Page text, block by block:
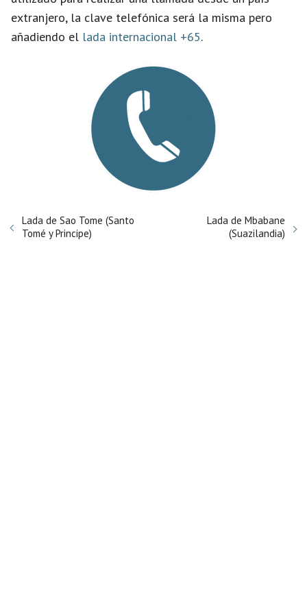
extranjero, la clave telefónica será la misma pero
añadiendo el lada internacional +65.
Lada de Sao Tome (Santo
Tomé y Principe)
Lada de Mbabane
(Suazilandia)